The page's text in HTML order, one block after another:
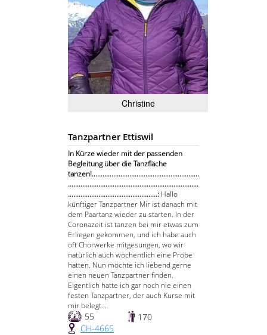
Christine
Tanzpartner Ettiswil
In Kürze wieder mit der passenden
Begleitung über die Tanzfläche
tanzen!............................................................
.........................................................................
..................................................: Hallo
künftiger Tanzpartner Mir ist danach mit
dem Paartanz wieder zu starten. In der
Coronazeit ist tanzen bei mir etwas zum
Erliegen gekommen, und ich habe auch
oft Chorwerke mitgesungen, wo wir
natürlich auch wöchentlich eine Probe
hatten. Nun möchte ich liebend gerne
einen neuen Tanzpartner finden.
Eigentlich hatte ich gar noch nie einen
festen Tanzpartner, der auch Kurse mit
mir belegt...
55
170
CH-4665